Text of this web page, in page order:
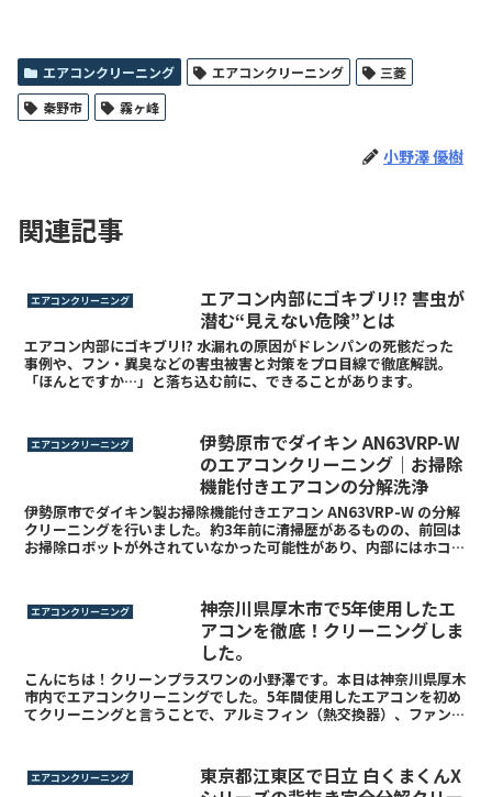
エアコンクリーニング エアコンクリーニング
三菱
秦野市
霧ヶ峰
小野澤 優樹
関連記事
エアコンクリーニング
エアコン内部にゴキブリ!? 害虫が
潜む“見えない危険”とは
エアコン内部にゴキブリ!? 水漏れの原因がドレンパンの死骸だった
事例や、フン・異臭などの害虫被害と対策をプロ目線で徹底解説。
「ほんとですか…」と落ち込む前に、できることがあります。
エアコンクリーニング
伊勢原市でダイキン AN63VRP-W
のエアコンクリーニング｜お掃除
機能付きエアコンの分解洗浄
伊勢原市でダイキン製お掃除機能付きエアコン AN63VRP-W の分解
クリーニングを行いました。約3年前に清掃歴があるものの、前回は
お掃除ロボットが外されていなかった可能性があり、内部にはホコリ
エアコンクリーニング
神奈川県厚木市で5年使用したエ
アコンを徹底！クリーニングしま
した。
こんにちは！クリーンプラスワンの小野澤です。本日は神奈川県厚木
市内でエアコンクリーニングでした。5年間使用したエアコンを初め
てクリーニングと言うことで、アルミフィン（熱交換器）、ファン、
エアコンクリーニング
東京都江東区で日立 白くまくんX